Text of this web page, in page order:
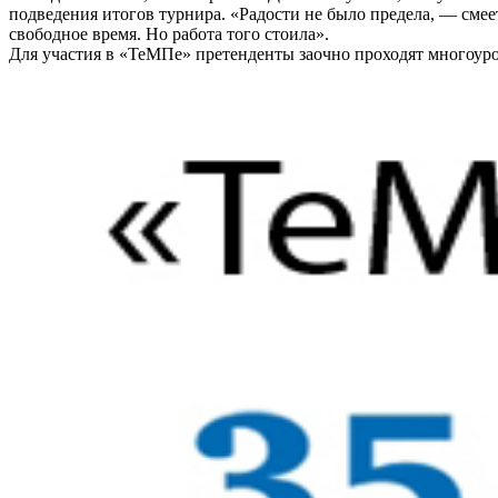
подведения итогов турнира. «Радости не было предела, —
свободное время. Но работа того стоила».
Для участия в «ТеМПе» претенденты заочно проходят